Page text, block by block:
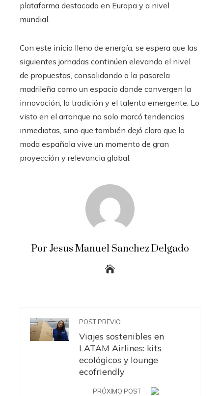
plataforma destacada en Europa y a nivel
mundial.
Con este inicio lleno de energía, se espera que las
siguientes jornadas continúen elevando el nivel
de propuestas, consolidando a la pasarela
madrileña como un espacio donde convergen la
innovación, la tradición y el talento emergente. Lo
visto en el arranque no solo marcó tendencias
inmediatas, sino que también dejó claro que la
moda española vive un momento de gran
proyección y relevancia global.
Por Jesus Manuel Sanchez Delgado
POST PREVIO
Viajes sostenibles en
LATAM Airlines: kits
ecológicos y lounge
ecofriendly
PRÓXIMO POST